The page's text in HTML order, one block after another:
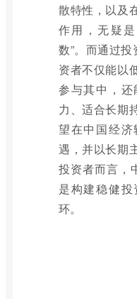
散特性，以及
作用，无疑
数”。而通过
资者不仅能以
参与其中，
力、适合长期
望在中国经
遇，并以长期
投资者而言，
是构建稳健
环。